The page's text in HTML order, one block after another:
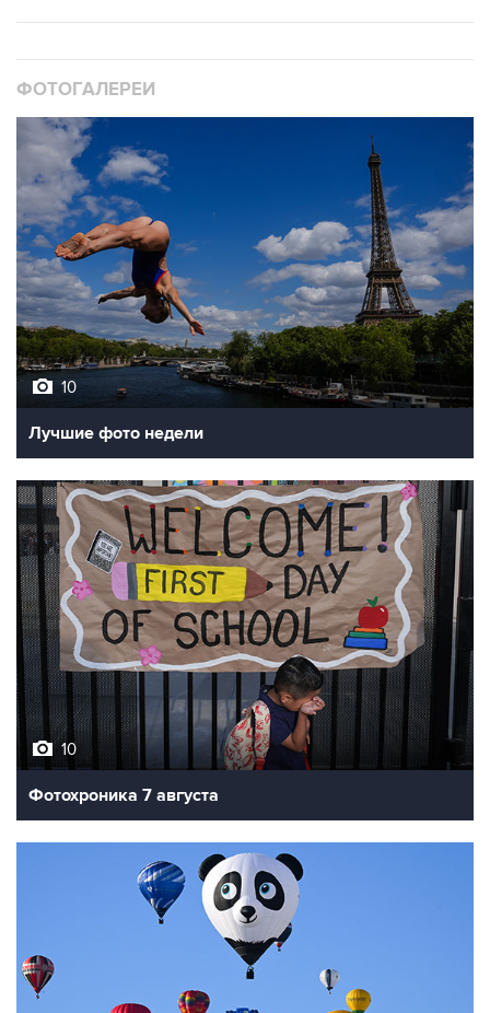
ФОТОГАЛЕРЕИ
10
Лучшие фото недели
10
Фотохроника 7 августа